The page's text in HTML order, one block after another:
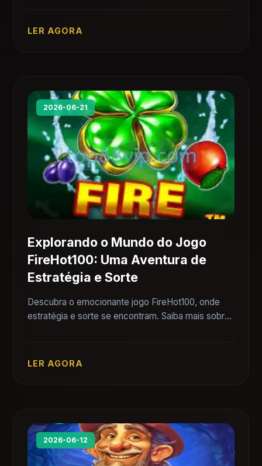
LER AGORA
2026-06-21
Explorando o Mundo do Jogo
FireHot100: Uma Aventura de
Estratégia e Sorte
Descubra o emocionante jogo FireHot100, onde
estratégia e sorte se encontram. Saiba mais sobre
LER AGORA
2026-06-12